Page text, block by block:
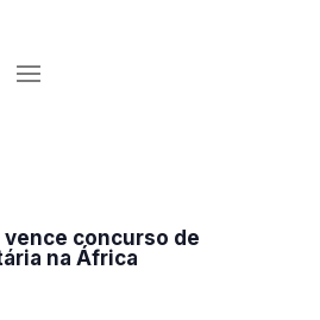
concurso de
na África